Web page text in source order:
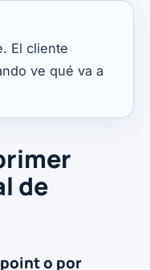
El cliente
ve qué va a
de
o por